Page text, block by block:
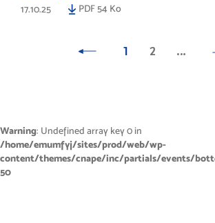
17.10.25 PDF 54 Ko
1 2 …
Warning: Undefined array key 0 in
/home/emumfyj/sites/prod/web/wp-
content/themes/cnape/inc/partials/events/
50